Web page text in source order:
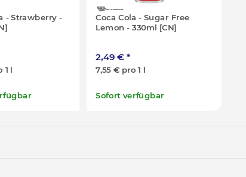
- Strawberry -
1 l
Coca Cola - Sugar Free
Lemon - 330ml [CN]
2,49 €*
7,55 € pro 1 l
Sofort verfügbar